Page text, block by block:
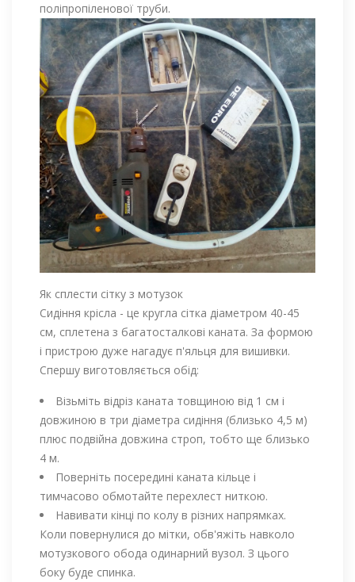
поліпропіленової труби.
Як сплести сітку з мотузок
Сидіння крісла - це кругла сітка діаметром 40-45
см, сплетена з багатосталкові каната. За формою
і пристрою дуже нагадує п'яльця для вишивки.
Спершу виготовляється обід:
Візьміть відріз каната товщиною від 1 см і
довжиною в три діаметра сидіння (близько 4,5 м)
плюс подвійна довжина строп, тобто ще близько
4 м.
Поверніть посередині каната кільце і
тимчасово обмотайте перехлест ниткою.
Навивати кінці по колу в різних напрямках.
Коли повернулися до мітки, обв'яжіть навколо
мотузкового обода одинарний вузол. З цього
боку буде спинка.